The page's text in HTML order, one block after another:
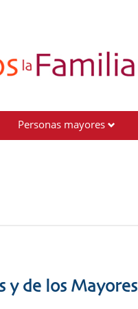
Personas mayores
y de los Mayores